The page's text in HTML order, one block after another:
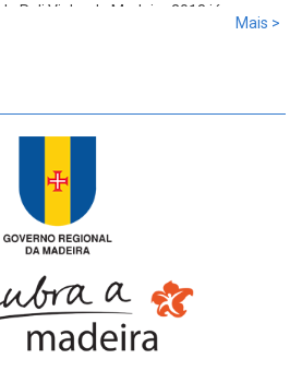
Rali Vinho da Madeira 2018 já
Mais >